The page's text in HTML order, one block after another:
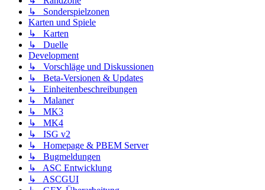
↳ Sonderspielzonen
Karten und Spiele
↳ Karten
↳ Duelle
Development
↳ Vorschläge und Diskussionen
↳ Beta-Versionen & Updates
↳ Einheitenbeschreibungen
↳ Malaner
↳ MK3
↳ MK4
↳ ISG v2
↳ Homepage & PBEM Server
↳ Bugmeldungen
↳ ASC Entwicklung
↳ ASCGUI